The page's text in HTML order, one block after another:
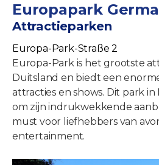
Europapark
Attractieparken
Europa-Park-Straße 2
Europa-Park is het grootste
Duitsland en biedt een
attracties en shows. Dit park
om zijn indrukwekkende
must voor liefhebbers van
entertainment.